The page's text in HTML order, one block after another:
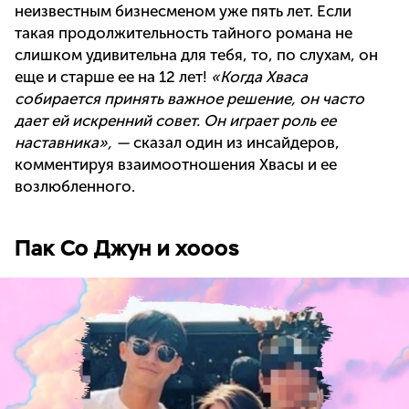
неизвестным бизнесменом уже пять лет. Если
такая продолжительность тайного романа не
слишком удивительна для тебя, то, по слухам, он
еще и старше ее на 12 лет! «Когда Хваса
собирается принять важное решение, он часто
дает ей искренний совет. Он играет роль ее
наставника», — сказал один из инсайдеров,
комментируя взаимоотношения Хвасы и ее
возлюбленного.
Пак Со Джун и xooos